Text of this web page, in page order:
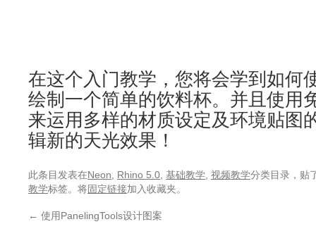
在这个入门教学，您将会学到如何
绘制一个简单的饮料杯。并且使用
来运用多样的材质设定及环境贴图
辑新的天光效果！
此条目发表在Neon Rhino 5.0 基础教学 视频教学分类目录，贴
教学标签。将固定链接加入收藏夹。
← 使用PanelingTools设计图案